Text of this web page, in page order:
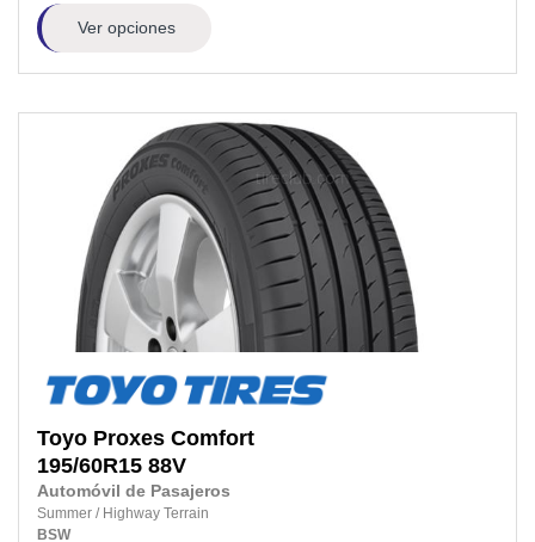
Ver opciones
Toyo Proxes Comfort
195/60R15 88V
Automóvil de Pasajeros
Summer / Highway Terrain
BSW